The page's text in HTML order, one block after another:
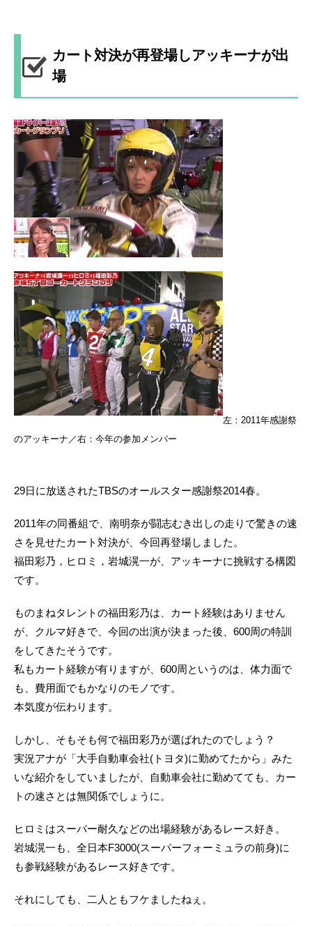
カート対決が再登場しアッキーナが出
場
左：2011年感謝祭
のアッキーナ／右：今年の参加メンバー
29日に放送されたTBSのオールスター感謝祭2014春。
2011年の同番組で、南明奈が闘志むき出しの走りで驚きの速
さを見せたカート対決が、今回再登場しました。
福田彩乃，ヒロミ，岩城滉一が、アッキーナに挑戦する構図
です。
ものまねタレントの福田彩乃は、カート経験はありません
が、クルマ好きで、今回の出演が決まった後、600周の特訓
をしてきたそうです。
私もカート経験が有りますが、600周というのは、体力面で
も、費用面でもかなりのモノです。
本気度が伝わります。
しかし、そもそも何で福田彩乃が選ばれたのでしょう？
実況アナが「大手自動車会社(トヨタ)に勤めてたから」みた
いな紹介をしていましたが、自動車会社に勤めてても、カー
トの速さとは無関係でしょうに。
ヒロミはスーパー耐久などの出場経験があるレース好き。
岩城滉一も、全日本F3000(スーパーフォーミュラの前身)に
も参戦経験があるレース好きです。
それにしても、二人ともフケましたねぇ。